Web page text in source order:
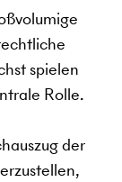
spielen
Rolle.
der